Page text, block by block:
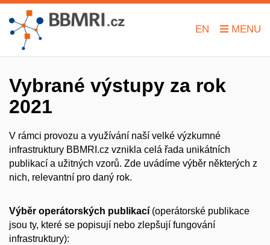
EN
Vybrané výstupy za rok
2021
V rámci provozu a využívání naší velké výzkumné
infrastruktury BBMRI.cz vznikla celá řada unikátních
publikací a užitných vzorů. Zde uvádíme výběr některých z
nich, relevantní pro daný rok.
Výběr operátorských publikací (operátorské publikace
jsou ty, které se popisují nebo zlepšují fungování
infrastruktury):